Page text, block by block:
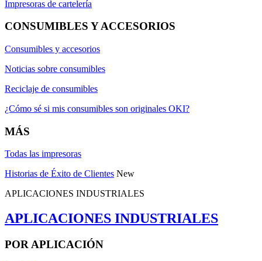
Impresoras de cartelería
CONSUMIBLES Y ACCESORIOS
Consumibles y accesorios
Noticias sobre consumibles
Reciclaje de consumibles
¿Cómo sé si mis consumibles son originales OKI?
MÁS
Todas las impresoras
Historias de Éxito de Clientes New
APLICACIONES INDUSTRIALES
APLICACIONES INDUSTRIALES
POR APLICACIÓN